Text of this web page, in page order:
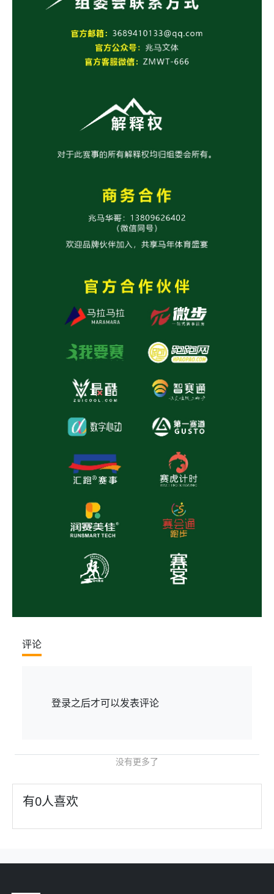
评论
登录之后才可以发表评论
没有更多了
有0人喜欢